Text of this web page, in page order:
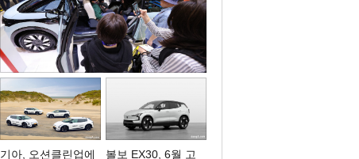
기아, 오션클린업에
볼보 EX30, 6월 고